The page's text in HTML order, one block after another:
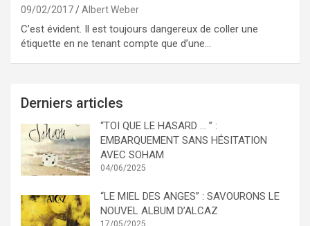
09/02/2017 Albert Weber
C’est évident. Il est toujours dangereux de coller une
étiquette en ne tenant compte que d’une…
Derniers articles
“TOI QUE LE HASARD … ” :
EMBARQUEMENT SANS HÉSITATION
AVEC SOHAM
04/06/2025
“LE MIEL DES ANGES” : SAVOURONS LE
NOUVEL ALBUM D’ALCAZ
17/05/2025